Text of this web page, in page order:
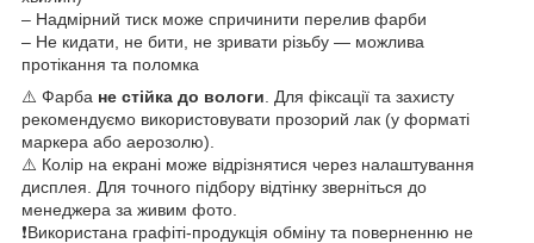
– Надмірний тиск може спричинити перелив фарби
– Не кидати, не бити, не зривати різьбу — можлива
протікання та поломка
⚠️ Фарба не стійка до вологи . Для фіксації та захисту
рекомендуємо використовувати прозорий лак (у форматі
маркера або аерозолю).
⚠️ Колір на екрані може відрізнятися через налаштування
дисплея. Для точного підбору відтінку зверніться до
менеджера за живим фото.
❗Використана графіті-продукція обміну та поверненню не